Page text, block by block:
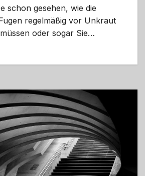
schon gesehen, wie die
regelmäßig vor Unkraut
oder sogar Sie…